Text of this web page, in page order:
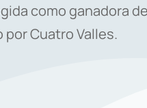
como ganadora
por Cuatro Valles.